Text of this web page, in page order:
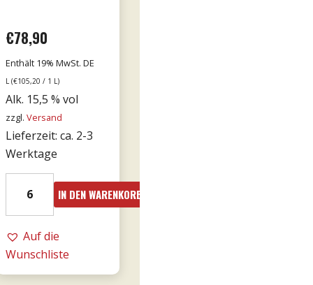
€78,90
Enthält 19% MwSt. DE
L (€105,20 / 1 L)
Alk. 15,5 % vol
zzgl. Versand
Lieferzeit: ca. 2-3
Werktage
Amarone
Cá
Florian
RISERVA
0,75l
IN DEN WARENKORB
Auf die
Wunschliste